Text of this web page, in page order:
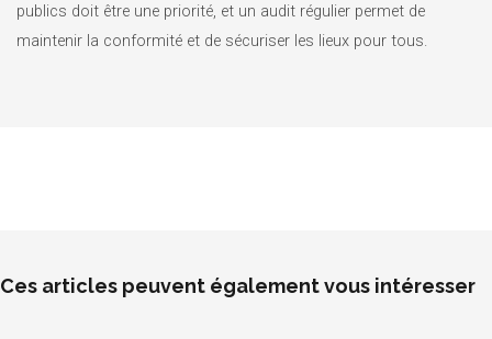
publics doit être une priorité, et un audit régulier permet de
maintenir la conformité et de sécuriser les lieux pour tous.
Ces articles peuvent également vous intéresser